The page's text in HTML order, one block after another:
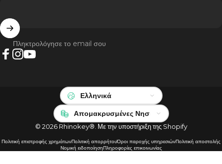
Πληκτρολόγησε το email σου
© 2026 Rhinokey®. Με την υποστήριξη της Shopify
Πολιτική επιστροφής χρημάτωνΠολιτική απορρήτουΌροι παροχής υπηρεσιώνΠολιτική αποστολής
Νομική ειδοποίησηΠληροφορίες επικοινωνίας
Γλώσσα
Χώρα/περιοχή